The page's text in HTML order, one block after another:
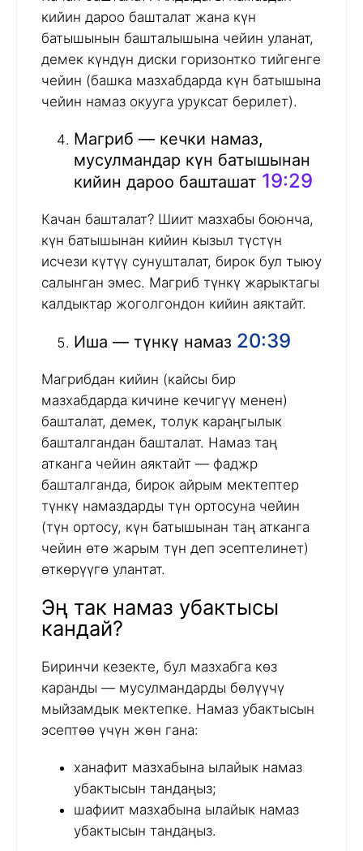
кийин дароо башталат жана күн
батышынын башталышына чейин уланат,
демек күндүн диски горизонтко тийгенге
чейин (башка мазхабдарда күн батышына
чейин намаз окууга уруксат берилет).
Магриб — кечки намаз,
мусулмандар күн батышынан
кийин дароо башташат 19:29
Качан башталат? Шиит мазхабы боюнча,
күн батышынан кийин кызыл түстүн
исчези күтүү сунушталат, бирок бул тыюу
салынган эмес. Магриб түнкү жарыктагы
калдыктар жоголгондон кийин аяктайт.
Иша — түнкү намаз 20:39
Магрибдан кийин (кайсы бир
мазхабдарда кичине кечигүү менен)
башталат, демек, толук караңгылык
башталгандан башталат. Намаз таң
атканга чейин аяктайт — фаджр
башталганда, бирок айрым мектептер
түнкү намаздарды түн ортосуна чейин
(түн ортосу, күн батышынан таң атканга
чейин өтө жарым түн деп эсептелинет)
өткөрүүгө улантат.
Эң так намаз убактысы
кандай?
Биринчи кезекте, бул мазхабга көз
каранды — мусулмандарды бөлүүчү
мыйзамдык мектепке. Намаз убактысын
эсептөө үчүн жөн гана:
ханафит мазхабына ылайык намаз
убактысын тандаңыз;
шафиит мазхабына ылайык намаз
убактысын тандаңыз.